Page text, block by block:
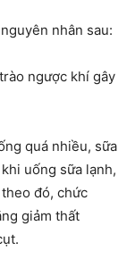
nhân sau:
ngược khí gây
quá nhiều, sữa
uống sữa lạnh,
đó, chức
giảm thất